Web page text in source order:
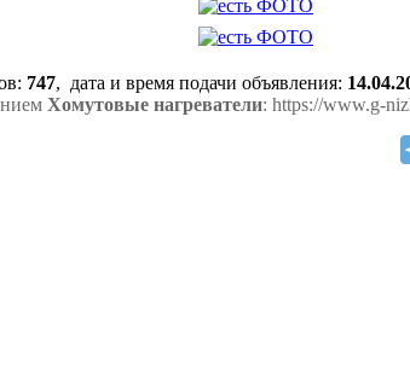
: 747, дата и время подачи объявления:
Хомутовые нагреватели: https://www.g-